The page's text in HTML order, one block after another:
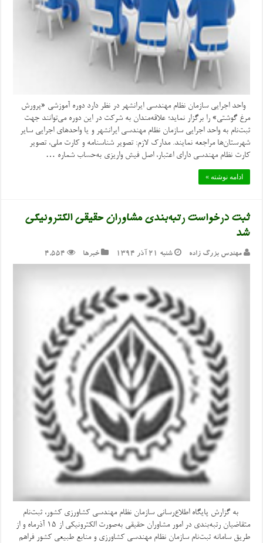
واحد اجرایی سازمان نظام مهندسی ایرانشهر در نظر دارد دوره آموزشی «پرورش
مرغ گوشتی» را برگزار نماید؛ علاقه‌مندان به شرکت در این دوره می‌توانند جهت
ثبت‌نام به واحد اجرایی سازمان نظام مهندسی ایرانشهر و یا واحدهای اجرایی سایر
شهرستان‌ها مراجعه نمایند. مدارک لازم: تصویر شناسنامه و کارت ملی، تصویر
کارت نظام مهندسی دارای اعتبار، اصل فیش واریزی به‌حساب شماره …
ادامه نوشته »
ثبت درخواست رتبه‌بندی مشاوران حقیقی الکترونیکی
شد
مهندس بزرگ زاده شنبه ۲۱ آذر ۱۳۹۴ خبرها 4,554
به گزارش پایگاه اطلاع‌رسانی سازمان نظام مهندسی کشاورزی کشور، ثبت‌نام
متقاضیان رتبه‌بندی در امور مشاوران حقیقی به‌صورت الکترونیکی از ۱۵ آذرماه و از
طریق سامانه ثبت‌نام سازمان نظام مهندسی کشاورزی و منابع طبیعی کشور فراهم